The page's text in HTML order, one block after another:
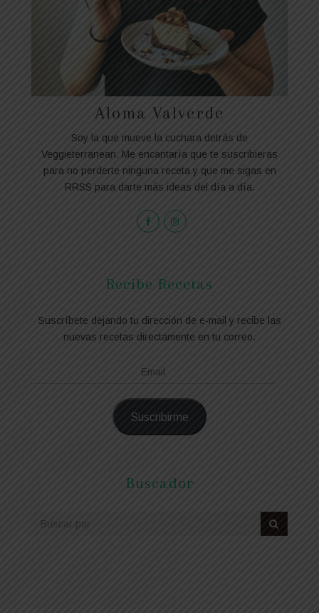
Aloma Valverde
Soy la que mueve la cuchara detrás de
Veggieterranean. Me encantaría que te suscribieras
para no perderte ninguna receta y que me sigas en
RRSS para darte más ideas del día a día.
Recibe Recetas
Suscríbete dejando tu dirección de e-mail y recibe las
nuevas recetas directamente en tu correo.
Email
Suscribirme
Buscador